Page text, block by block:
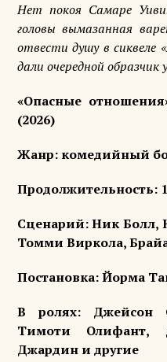
Нет покоя Самаре
головы вымазанная
отвести душу в сиквеле
дали очередной образчик
«Опасные отношения
(2026)
Жанр: комедийный
Продолжительность:
Сценарий: Ник Болл,
Томми Виркола,
Постановка: Йорма
В ролях: Джейсон
Тимоти Олифант,
Джардин и другие